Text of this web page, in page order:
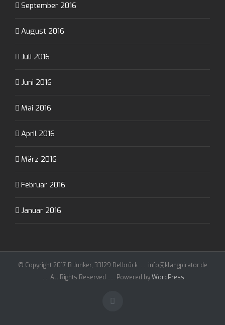
September 2016
August 2016
Juli 2016
Juni 2016
Mai 2016
April 2016
März 2016
Februar 2016
Januar 2016
© Copyright 2017 B.Junker, 33129 Delbrück ..... info@klangpirator.de
..... All Rights Reserved ..... Powered byWordPress